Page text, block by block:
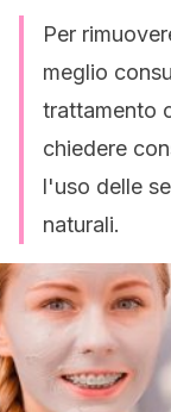
Per
meglio
trattamento
chiedere
l'uso delle
naturali.